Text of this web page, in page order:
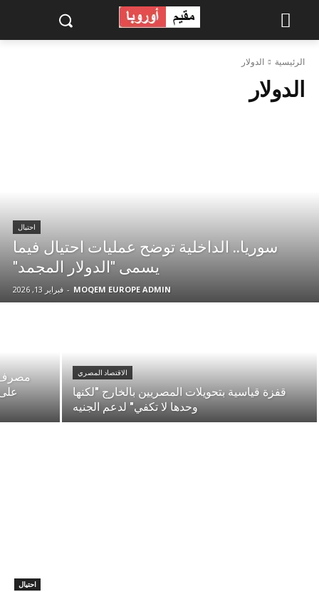
الرئيسية الدولار
الدولار
احتيال
سوريا.. الداخلية توضح عمليات احتيال فيما
يسمى "الدولار المجمد"
MOQEM EUROPE ADMIN
- فبراير 13, 2026
الاقتصاد المصري
قفزة قياسية بتحويلات المصريين بالخارج "لكنها
وحدها لا تكفي" لدعم الجنيه
مصرف
على
احتيال